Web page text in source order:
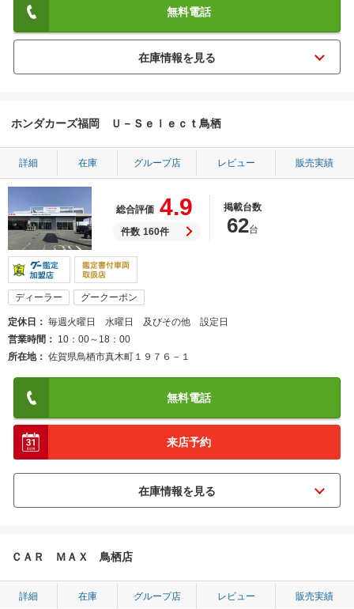
無料電話
ホンダカーズ福岡 Ｕ－Ｓｅｌｅｃｔ鳥栖
詳細 在庫 グループ店 レビュー 販売実績
総合評価 4.9
件数 160件
掲載台数
62台
ディーラー グークーポン
定休日
毎週火曜日 水曜日 及びその他 設定日
営業時間
10：00～18：00
所在地
佐賀県鳥栖市真木町１９７６－１
無料電話
来店予約
ＣＡＲ ＭＡＸ 鳥栖店
詳細 在庫 グループ店 レビュー 販売実績